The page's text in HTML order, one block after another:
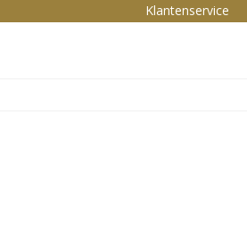
Klantenservice
Zoeken